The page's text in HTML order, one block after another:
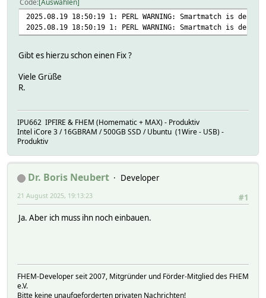
2025.08.19 18:50:19 1: PERL WARNING: Smartmatch is
2025.08.19 18:50:19 1: PERL WARNING: Smartmatch is
Gibt es hierzu schon einen Fix ?
Viele Grüße
R.
IPU662 IPFIRE & FHEM (Homematic + MAX) - Produktiv
Intel iCore 3 / 16GBRAM / 500GB SSD / Ubuntu (1Wire - USB) -
Produktiv
Dr. Boris Neubert
Developer
#1
21 August 2025, 19:13:23
Ja. Aber ich muss ihn noch einbauen.
FHEM-Developer seit 2007, Mitgründer und Förder-Mitglied des FHEM
e.V.
Bitte keine unaufgeforderten privaten Nachrichten!